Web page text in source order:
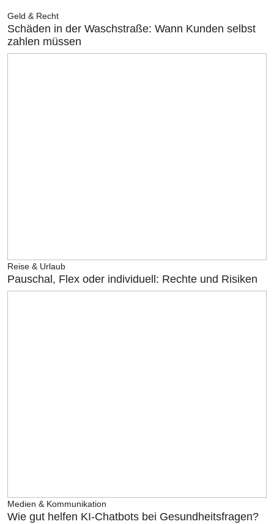
Geld & Recht
Schäden in der Waschstraße: Wann Kunden selbst
zahlen müssen
Reise & Urlaub
Pauschal, Flex oder individuell: Rechte und Risiken
Medien & Kommunikation
Wie gut helfen KI-Chatbots bei Gesundheitsfragen?